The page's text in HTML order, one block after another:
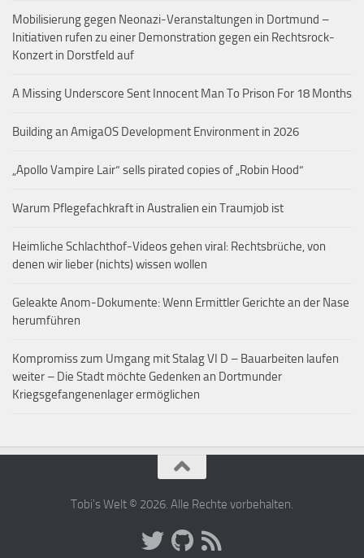
Mobilisierung gegen Neonazi-Veranstaltungen in Dortmund –
Initiativen rufen zu einer Demonstration gegen ein Rechtsrock-
Konzert in Dorstfeld auf
A Missing Underscore Sent Innocent Man To Prison For 18 Months
Building an AmigaOS Development Environment in 2026
„Apollo Vampire Lair“ sells pirated copies of „Robin Hood“
Warum Pflegefachkraft in Australien ein Traumjob ist
Heimliche Schlachthof-Videos gehen viral: Rechtsbrüche, von
denen wir lieber (nichts) wissen wollen
Geleakte Anom-Dokumente: Wenn Ermittler Gerichte an der Nase
herumführen
Kompromiss zum Umgang mit Stalag VI D – Bauarbeiten laufen
weiter – Die Stadt möchte Gedenken an Dortmunder
Kriegsgefangenenlager ermöglichen
Tobi's Welt © 2026. Alle Rechte vorbehalten.